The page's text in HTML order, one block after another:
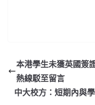
本港學生未獲英國簽
熱線駁至留言
中大校方：短期內與